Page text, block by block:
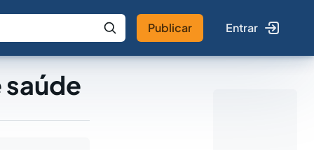
IA Buscar no Jus
Publicar Entrar